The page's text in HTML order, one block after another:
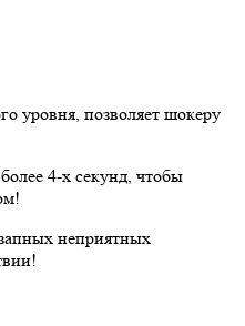
уровня, позволяет шокеру
4-х секунд, чтобы
неприятных